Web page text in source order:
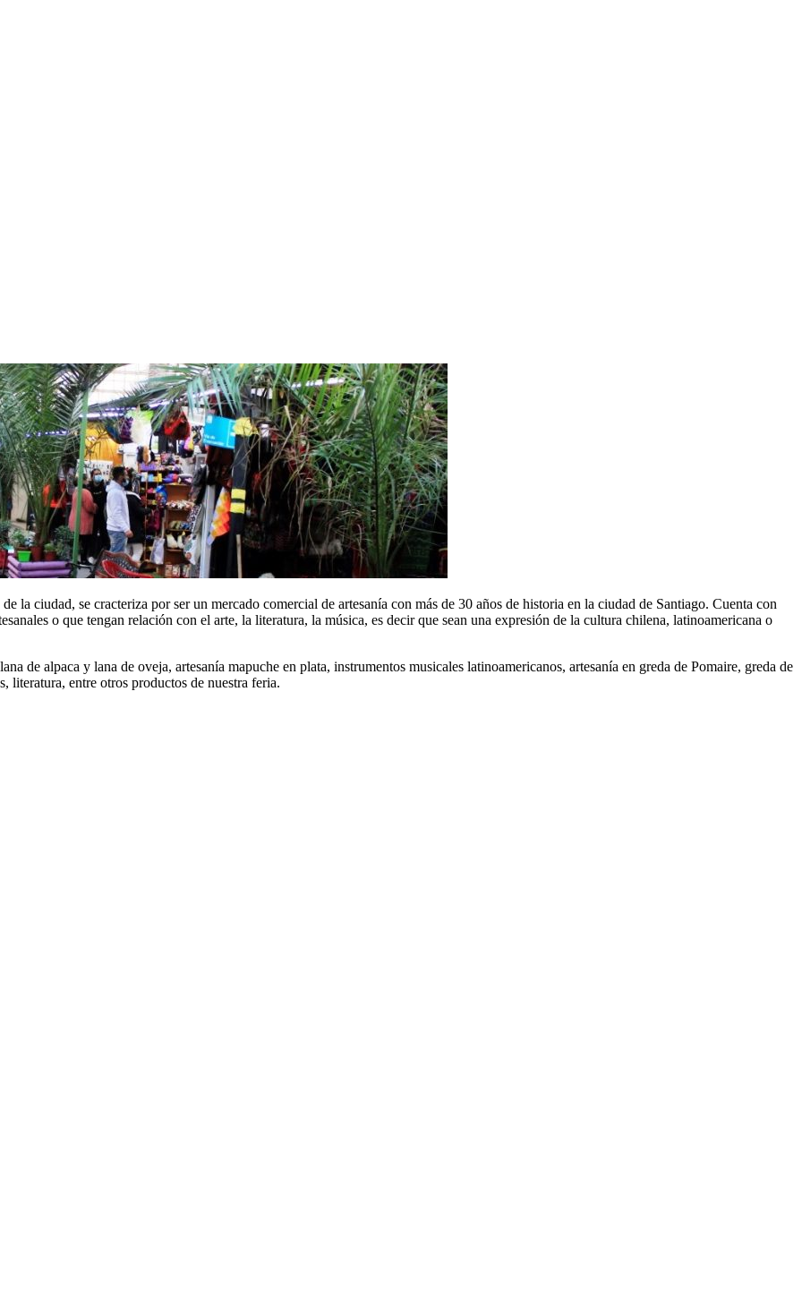
la ciudad, se cracteriza por ser un mercado comercial de artesanía con más de 30 años de historia en la ciudad de Santiago. Cuenta con
o que tengan relación con el arte, la literatura, la música, es decir que sean una expresión de la cultura chilena, latinoamericana o
de alpaca y lana de oveja, artesanía mapuche en plata, instrumentos musicales latinoamericanos, artesanía en greda de Pomaire, greda de
literatura, entre otros productos de nuestra feria.